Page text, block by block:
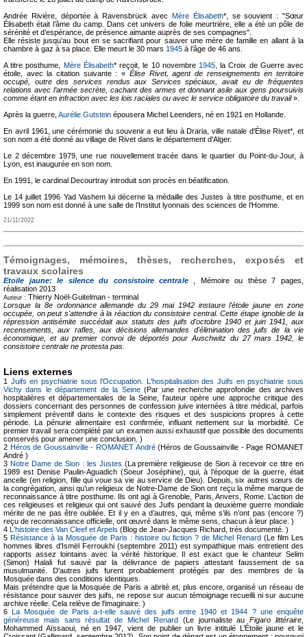
Andrée Rivière, déportée à Ravensbrück avec Mère Élisabeth*, se souvient : "Sœur
Élisabeth était l’âme du camp. Dans cet univers de folie meurtrière, elle a été un pôle de
sérénité et d’espérance, de présence aimante auprès de ses compagnes".
Elle résiste jusqu’au bout en se sacrifiant pour sauver une mère de famille en allant à la
chambre à gaz à sa place. Elle meurt le 30 mars 1945 à l’âge de 46 ans.
A titre posthume, Mère Élisabeth* reçoit, le 10 novembre 1945, la Croix de Guerre avec
étoile, avec la citation suivante : « Élise Rivet, agent de renseignements en territoire
occupé, outre des services rendus aux Services spéciaux, avait eu de fréquentes
relations avec l’armée secrète, cachant des armes et donnant asile aux gens poursuivis
comme étant en infraction avec les lois raciales ou avec le service obligatoire du travail».
Après la guerre, Aurélie Gutstein épousera Michel Leenders, né en 1921 en Hollande.
En avril 1961, une cérémonie du souvenir a eut lieu à Draria, ville natale d'Élise Rivet*, et
son nom a été donné au village de Rivet dans le département d'Alger.
Le 2 décembre 1979, une rue nouvellement tracée dans le quartier du Point-du-Jour, à
Lyon, est inaugurée en son nom.
En 1991, le cardinal Decourtray introduit son procès en béatification.
Le 14 juillet 1996 Yad Vashem lui décerne la médaille des Justes à titre posthume, et en
1999 son nom est donné à une salle de l’Institut lyonnais des sciences de l’Homme.
21/11/2022
Témoignages, mémoires, thèses, recherches, exposés et
travaux scolaires
Etoile jaune: le silence du consistoire centrale, Mémoire ou thèse
7 pages,
réalisation 2013
Auteur : Thierry Noël-Guitelman - terminal
Lorsque la 8e ordonnance allemande du 29 mai 1942 instaure l'étoile jaune en zone
occupée, on peut s'attendre à la réaction du consistoire central. Cette étape ignoble de la
répression antisémite succédait aux statuts des juifs d'octobre 1940 et juin 1941, aux
recensements, aux rafles, aux décisions allemandes d'élimination des juifs de la vie
économique, et au premier convoi de déportés pour Auschwitz du 27 mars 1942, le
consistoire centrale ne protesta pas.
Liens externes
1 Juifs en psychiatrie sous l'Occupation. L'hospitalisation des Juifs en psychiatrie sous
Vichy dans le département de la Seine (Par une recherche approfondie des archives
hospitalières et départementales de la Seine, l'auteur opère une approche critique des
dossiers concernant des personnes de confession juive internées à titre médical, parfois
simplement préventif dans le contexte des risques et des suspicions propres à cette
période. La pénurie alimentaire est confirmée, influant nettement sur la morbidité. Ce
premier travail sera complété par un examen aussi exhaustif que possible des documents
conservés pour amener une conclusion. )
2 Héros de Goussainville - ROMANET André(Héros de Goussainville - Page ROMANET
André )
3 Notre Dame de Sion : les Justes (La première religieuse de Sion à recevoir ce titre en
1989 est Denise Paulin-Aguadich (Soeur Joséphine), qui, à l’époque de la guerre, était
ancelle (en religion, fille qui voue sa vie au service de Dieu). Depuis, six autres sœurs de
la congrégation, ainsi qu’un religieux de Notre-Dame de Sion ont reçu la même marque de
reconnaissance à titre posthume. Ils ont agi à Grenoble, Paris, Anvers, Rome. L’action de
ces religieuses et religieux qui ont sauvé des Juifs pendant la deuxième guerre mondiale
mérite de ne pas être oubliée. Et il y en a d’autres, qui, même s’ils n’ont pas (encore ?)
reçu de reconnaissance officielle, ont œuvré dans le même sens, chacun à leur place. )
4 L'histoire des Van Cleef et Arpels (Blog de Jean-Jacques Richard, très documenté. )
5 Résistance à la Mosquée de Paris : histoire ou fiction ? de Michel Renard (Le film Les
hommes libres d'Ismël Ferroukhi (septembre 2011) est sympathique mais entretient des
rapports assez lointains avec la vérité historique. Il est exact que le chanteur Selim
(Simon) Halali fut sauvé par la délivrance de papiers attestant faussement de sa
musulmanité. D'autres juifs furent probablement protégés par des membres de la
Mosquée dans des conditions identiques.
Mais prétendre que la Mosquée de Paris a abrité et, plus encore, organisé un réseau de
résistance pour sauver des juifs, ne repose sur aucun témoignage recueilli ni sur aucune
archive réelle. Cela relève de l'imaginaire. )
6La Mosquée de Paris a-t-elle sauvé des juifs entre 1940 et 1944 ? une enquête
généreuse mais sans résultat de Michel Renard(Le journaliste auFigaro littéraire
Mohammed Aïssaoui, né en 1947, vient de publier un livre intitulé L’Étoile jaune et le